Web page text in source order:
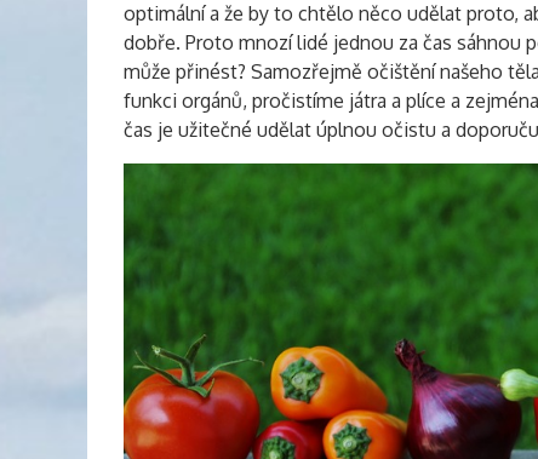
optimální a že by to chtělo něco udělat proto,
dobře. Proto mnozí lidé jednou za čas sáhnou
může přinést? Samozřejmě očištění našeho
funkci orgánů, pročistíme játra a plíce a
čas je užitečné udělat úplnou očistu a